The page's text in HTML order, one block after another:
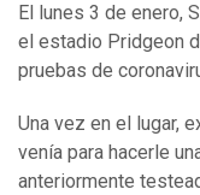
El lunes 3 de enero,
el estadio Pridgeon
pruebas de
Una vez en el lugar,
venía para hacerle
anteriormente